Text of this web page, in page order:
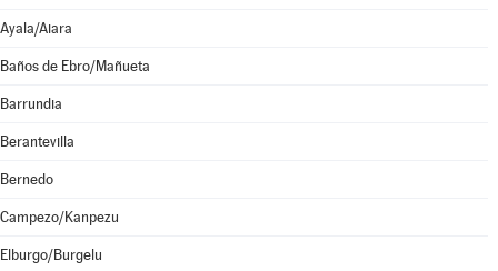
Ayala/Aiara
Baños de Ebro/Mañueta
Barrundia
Berantevilla
Bernedo
Campezo/Kanpezu
Elburgo/Burgelu